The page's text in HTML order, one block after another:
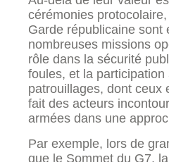
cérémonies
Garde républicaine sont
nombreuses missions
rôle dans la sécurité
foules, et la participation
patrouillages, dont ceux
fait des acteurs
armées dans une
Par exemple, lors de
que le Sommet du G7,